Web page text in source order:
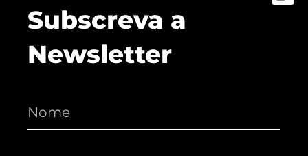
Subscreva a
Newsletter